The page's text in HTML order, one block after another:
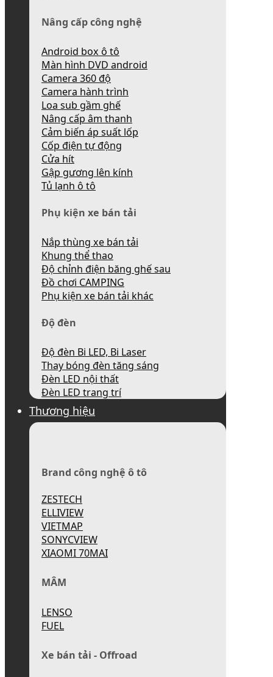
Nâng cấp công nghệ
Android box ô tô
Màn hình DVD android
Camera 360 độ
Camera hành trình
Loa sub gầm ghế
Nâng cấp âm thanh
Cảm biến áp suất lốp
Cốp điện tự động
Cửa hít
Gập gương lên kính
Tủ lạnh ô tô
Phụ kiện xe bán tải
Nắp thùng xe bán tải
Khung thể thao
Độ chỉnh điện băng ghế sau
Đồ chơi CAMPING
Phụ kiện xe bán tải khác
Độ đèn
Độ đèn Bi LED, Bi Laser
Thay bóng đèn tăng sáng
Đèn LED nội thất
Đèn LED trang trí
Thương hiệu
Brand công nghệ ô tô
ZESTECH
ELLIVIEW
VIETMAP
SONYCVIEW
XIAOMI 70MAI
MÂM
LENSO
FUEL
Xe bán tải - Offroad